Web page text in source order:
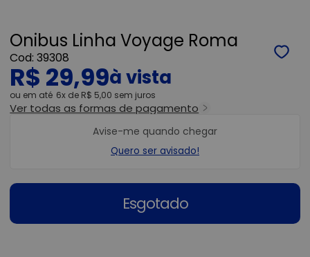
Onibus Linha Voyage Roma
39308
R$ 29,99
ou 6x de R$ 5,00 sem juros
Ver todas as formas de pagamento
Esgotado
Avise-me quando chegar
Quero ser avisado!